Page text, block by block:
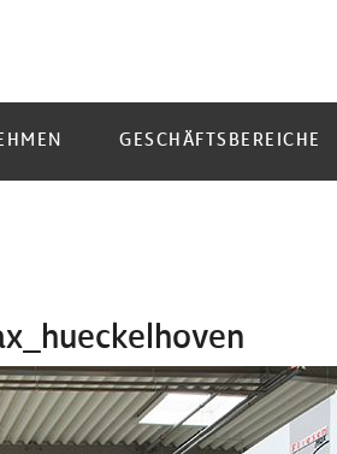
GESCHÄFTSBEREICHE